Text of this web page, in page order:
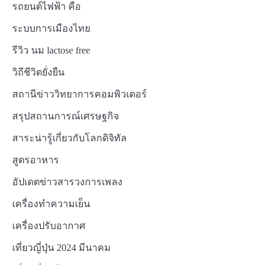
รถยนต์ไฟฟ้า คือ
ระบบการเมืองไทย
รีวิว นม lactose free
วิถีชีวิตยั่งยืน
สถานีข่าววิทยาการคอมพิวเตอร์
สรุปสถานการณ์เศรษฐกิจ
สาระน่ารู้เกี่ยวกับโลกดิจิทัล
สูตรอาหาร
อัปเดตข่าวสารวงการเพลง
เครื่องทำความเย็น
เครื่องปรับอากาศ
เที่ยวญี่ปุ่น 2024 มีนาคม